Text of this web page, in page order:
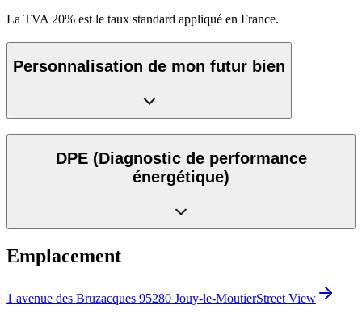
La TVA 20% est le taux standard appliqué en France.
Personnalisation de mon futur bien
DPE (Diagnostic de performance
énergétique)
Emplacement
1 avenue des Bruzacques 95280 Jouy-le-MoutierStreet View